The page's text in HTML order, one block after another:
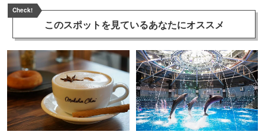
Check!
このスポットを見ているあなたにオススメ